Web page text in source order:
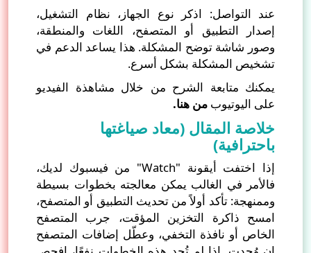
عند التواصل: اذكر نوع الجهاز، نظام التشغيل،
إصدار التطبيق أو المتصفح، اللغات والمنطقة،
وصور شاشة توضح المشكلة. هذا يساعد الدعم في
تشخيص المشكلة بشكل أسرع.
يمكنك متابعة الشرح من خلال مشاهذة الفيديو
على اليوتيوب من هنا.
خلاصة المقال (معاد صياغتها
باحترافية)
إذا اختفت أيقونة "Watch" من فيسبوك لديك،
فالأمر في الغالب يمكن معالجته بخطوات بسيطة
وممنهجة: تأكد أولاً من تحديث التطبيق أو المتصفح،
امسح ذاكرة التخزين المؤقت، جرب المتصفح
الخاص أو نافذة التخفي، وعطّل إضافات المتصفح